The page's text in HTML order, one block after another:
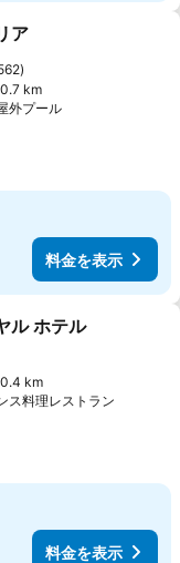
追加
ア
km
外プール料金を表示
料金を表示
に追加
ル ホテル
km
ス料理レストラン
料金を表示